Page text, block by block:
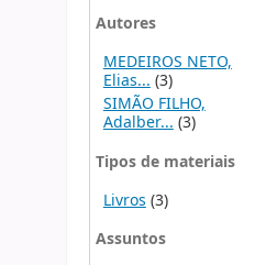
Autores
MEDEIROS NETO,
Elias... (3)
SIMÃO FILHO,
Adalber...(3)
Tipos de materiais
Livros (3)
Assuntos